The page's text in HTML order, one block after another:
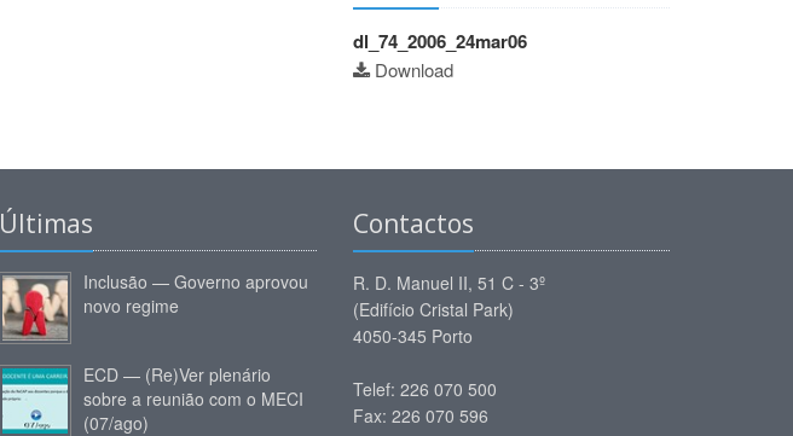
dl_74_2006_24mar06
Download
Últimas
Inclusão — Governo aprovou
novo regime
ECD — (Re)Ver plenário
sobre a reunião com o MECI
(07/ago)
Contactos
R. D. Manuel II, 51 C - 3º
(Edifício Cristal Park)
4050-345 Porto
Telef: 226 070 500
Fax: 226 070 596